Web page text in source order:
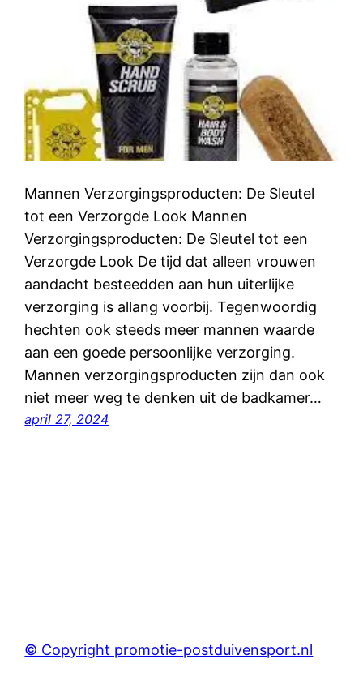
Mannen Verzorgingsproducten: De Sleutel
tot een Verzorgde Look Mannen
Verzorgingsproducten: De Sleutel tot een
Verzorgde Look De tijd dat alleen vrouwen
aandacht besteedden aan hun uiterlijke
verzorging is allang voorbij. Tegenwoordig
hechten ook steeds meer mannen waarde
aan een goede persoonlijke verzorging.
Mannen verzorgingsproducten zijn dan ook
niet meer weg te denken uit de badkamer…
april 27, 2024
© Copyright promotie-postduivensport.nl